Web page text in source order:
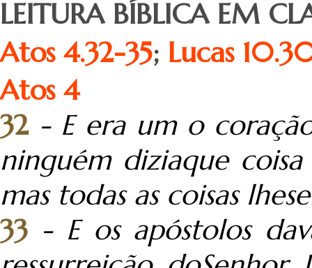
LEITURA BÍBLICA EM
Atos 4.32-35; Lucas
Atos 4
32 - E era um o
ninguém diziaque
mas todas as coisas
33 - E os apóstolos